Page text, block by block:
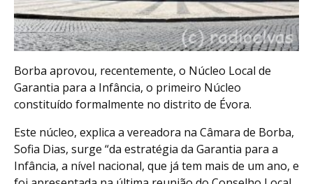
Borba aprovou, recentemente, o Núcleo Local de
Garantia para a Infância, o primeiro Núcleo
constituído formalmente no distrito de Évora.
Este núcleo, explica a vereadora na Câmara de Borba,
Sofia Dias, surge “da estratégia da Garantia para a
Infância, a nível nacional, que já tem mais de um ano, e